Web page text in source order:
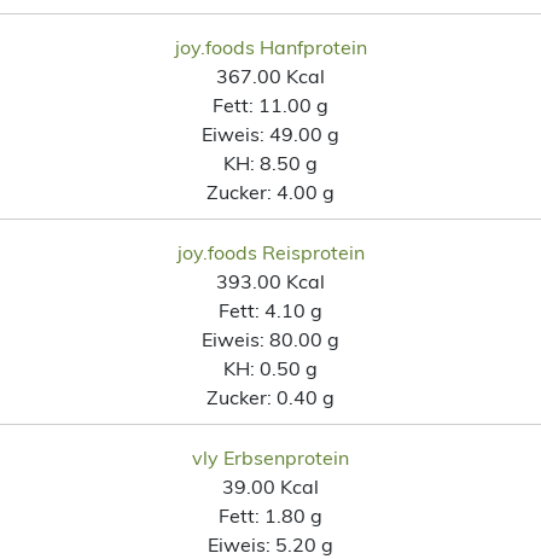
joy.foods Hanfprotein
367.00 Kcal
Fett: 11.00 g
Eiweis: 49.00 g
KH: 8.50 g
Zucker: 4.00 g
joy.foods Reisprotein
393.00 Kcal
Fett: 4.10 g
Eiweis: 80.00 g
KH: 0.50 g
Zucker: 0.40 g
vly Erbsenprotein
39.00 Kcal
Fett: 1.80 g
Eiweis: 5.20 g